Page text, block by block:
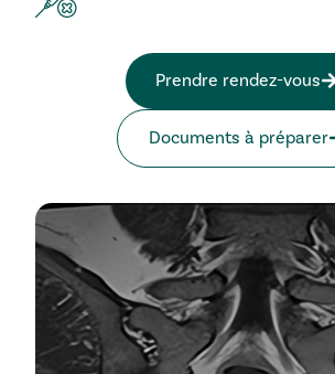
Prendre rendez-vous
Documents à préparer